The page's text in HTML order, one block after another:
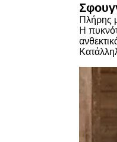
Πλήρης
Η